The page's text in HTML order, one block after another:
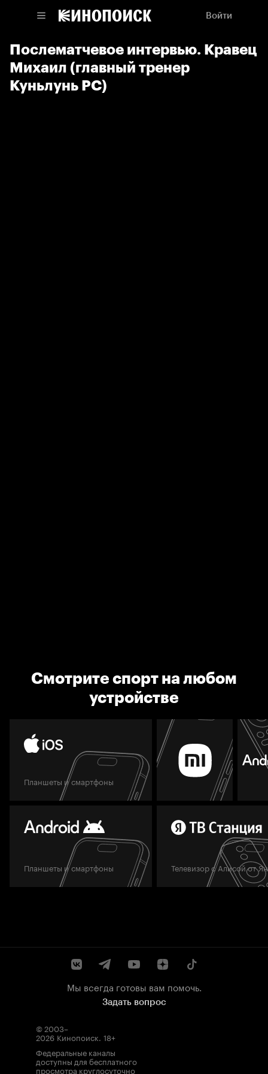
Войти
Послематчевое интервью. Кравец
Михаил (главный тренер
Куньлунь РС)
Смотрите спорт на любом
устройстве
Планшеты и смартфоны
Планшеты и смартфоны Телевизор с Алисой от
Мы всегда готовы вам помочь.
Задать вопрос
© 2003–
2026 Кинопоиск. 18+
Федеральные каналы
доступны для бесплатного
просмотра круглосуточно